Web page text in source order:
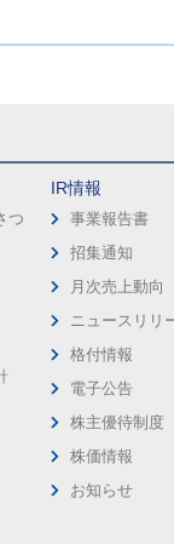
つ
IR情報
事業報告書
招集通知
月次売上動向
ニュースリリ
格付情報
電子公告
株主優待制度
株価情報
お知らせ